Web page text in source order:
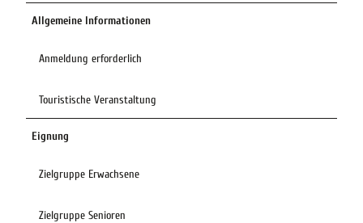
Allgemeine Informationen
Anmeldung erforderlich
Touristische Veranstaltung
Eignung
Zielgruppe Erwachsene
Zielgruppe Senioren